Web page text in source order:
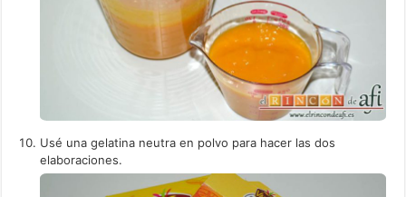
Usé una gelatina neutra en polvo para hacer las dos
elaboraciones.